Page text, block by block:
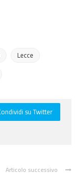
Lecce
su Twitter
Articolo successivo